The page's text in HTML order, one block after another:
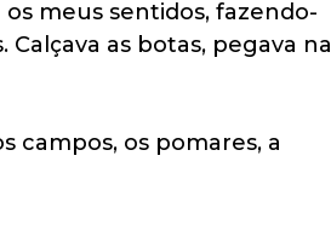
meus sentidos, fazendo-
as botas, pegava na
campos, os pomares, a